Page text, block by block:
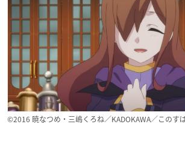
©2016 暁なつめ・三嶋くろね／KADOKAWA／このす